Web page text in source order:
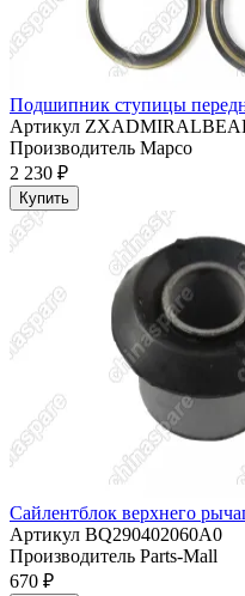
Подшипник ступицы
Артикул
Производитель Mapco
2 230 ₽
Купить
Сайлентблок верхнего
Артикул BQ290402060A0
Производитель Parts-Mall
670 ₽